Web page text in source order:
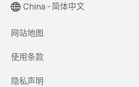
网站地图
使用条款
隐私声明
China - 简体中文